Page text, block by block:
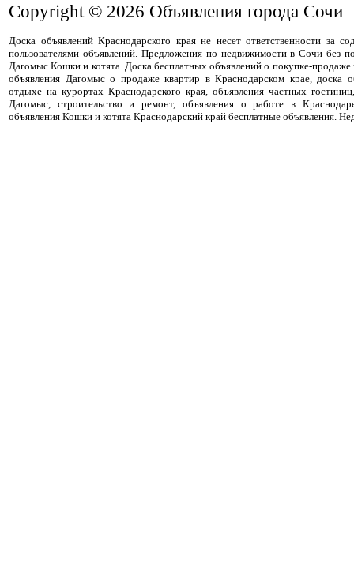
Copyright © 2026 Объявления города Сочи
Доска объявлений Краснодарского края не несет ответственности за
пользователями объявлений. Предложения по недвижимости в Сочи без
Дагомыс Кошки и котята. Доска бесплатных объявлений о покупке-
объявления Дагомыс о продаже квартир в Краснодарском крае, доска
отдыхе на курортах Краснодарского края, объявления частных
Дагомыс, строительство и ремонт, объявления о работе в
объявления Кошки и котята Краснодарский край бесплатные объявления.